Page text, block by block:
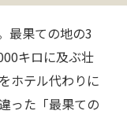
最果ての地の3
キロに及ぶ壮
ホテル代わりに
った「最果ての